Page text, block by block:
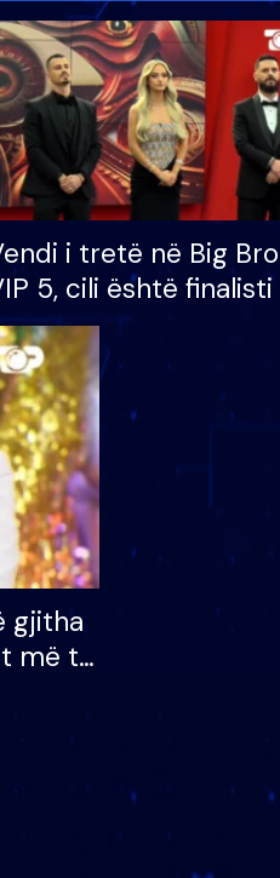
i tretë në Big
5, cili është finalisti
që lë shtëpinë
gjitha
më të